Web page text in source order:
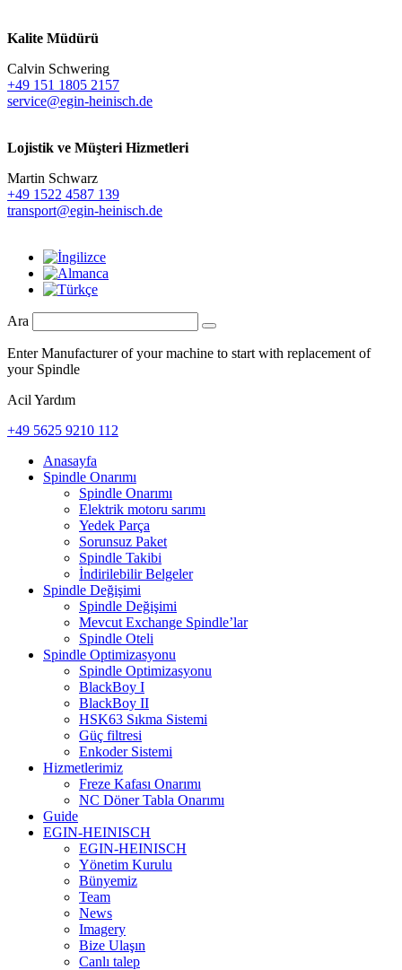
Kalite Müdürü
Calvin Schwering
+49 151 1805 2157
service@egin-heinisch.de
Lojistik ve Müşteri Hizmetleri
Martin Schwarz
+49 1522 4587 139
transport@egin-heinisch.de
Ara
Enter Manufacturer of your machine to start with replacement of
your Spindle
Acil Yardım
+49 5625 9210 112
Anasayfa
Spindle Onarımı
Spindle Onarımı
Elektrik motoru sarımı
Yedek Parça
Sorunsuz Paket
Spindle Takibi
İndirilebilir Belgeler
Spindle Değişimi
Spindle Değişimi
Mevcut Exchange Spindle’lar
Spindle Oteli
Spindle Optimizasyonu
Spindle Optimizasyonu
BlackBoy I
BlackBoy II
HSK63 Sıkma Sistemi
Güç filtresi
Enkoder Sistemi
Hizmetlerimiz
Freze Kafası Onarımı
NC Döner Tabla Onarımı
Guide
EGIN-HEINISCH
EGIN-HEINISCH
Yönetim Kurulu
Bünyemiz
Team
News
Imagery
Bize Ulaşın
Canlı talep